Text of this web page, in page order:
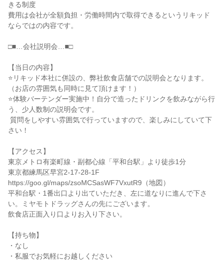
きる制度
費用は会社が全額負担・労働時間内で取得できるというリキッド
ならではの内容です。
□■…会社説明会…■□
【当日の内容】
⭐リキッド本社に併設の、弊社飲食店舗での説明会となります。
（お店の雰囲気も同時に見て頂けます！）
⭐体験バーテンダー実施中！自分で造ったドリンクを飲みながら行
う、少人数制の説明会です。
さい！
【アクセス】
東京メトロ有楽町線・副都心線「平和台駅」より徒歩1分
東京都練馬区早宮2-17-28-1F
https://goo.gl/maps/zsoMCSasWF7VxutR9（地図）
平和台駅・1番出口より出ていただき、左に道なりに進んで下さ
い。ミヤモトドラッグさんの先にございます。
飲食店正面入り口よりお入り下さい。
【持ち物】
・なし
・私服でお気軽にお越しください